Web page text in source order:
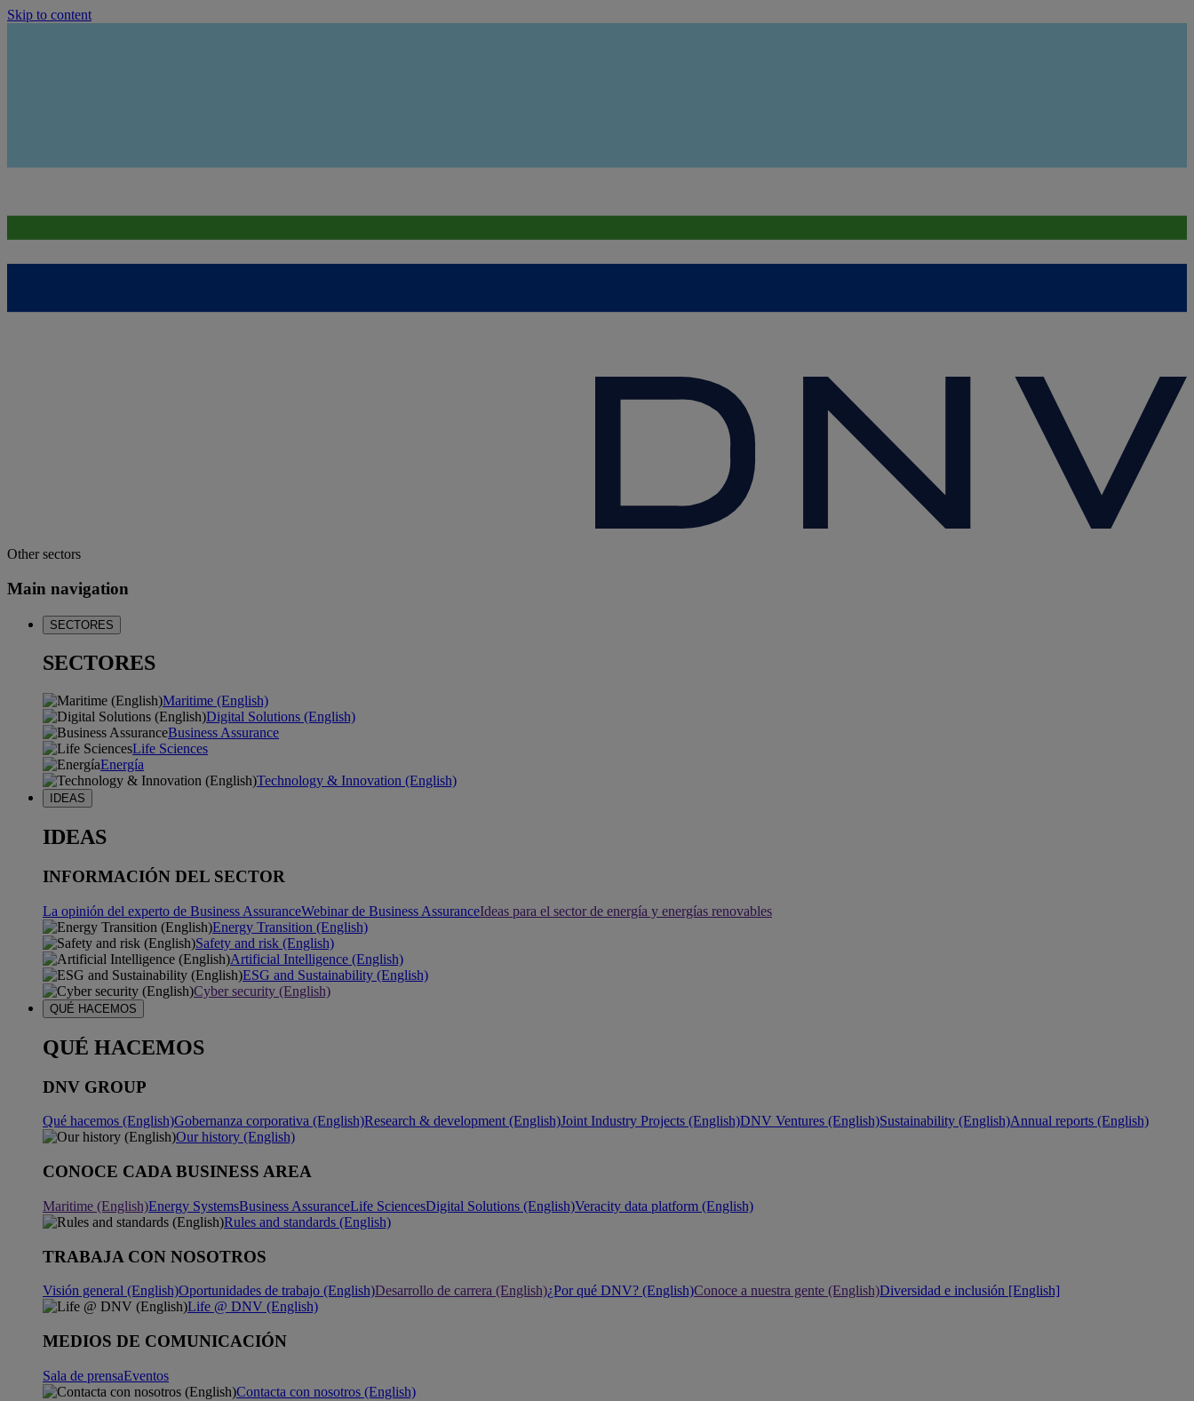
Skip to content
Other sectors
Main navigation
SECTORES
SECTORES
Maritime (English)
Digital Solutions (English)
Business Assurance
Life Sciences
Energía
Technology & Innovation (English)
IDEAS
IDEAS
INFORMACIÓN DEL SECTOR
La opinión del experto de Business AssuranceWebinar de Business AssuranceIdeas para el sector de energía y energías renovables
Energy Transition (English)
Safety and risk (English)
Artificial Intelligence (English)
ESG and Sustainability (English)
Cyber security (English)
QUÉ HACEMOS
QUÉ HACEMOS
DNV GROUP
Qué hacemos (English)Gobernanza corporativa (English)Research & development (English)Joint Industry Projects (English)DNV Ventures (English)Sustainability (English)Annual reports (English)
Our history (English)
CONOCE CADA BUSINESS AREA
Maritime (English)Energy SystemsBusiness AssuranceLife SciencesDigital Solutions (English)Veracity data platform (English)
Rules and standards (English)
TRABAJA CON NOSOTROS
Visión general (English)Oportunidades de trabajo (English)Desarrollo de carrera (English)¿Por qué DNV? (English)Conoce a nuestra gente (English)Diversidad e inclusión [English]
Life @ DNV (English)
MEDIOS DE COMUNICACIÓN
Sala de prensaEventos
Contacta con nosotros (English)